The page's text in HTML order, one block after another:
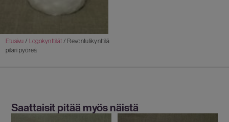
Etusivu / Logokynttilät / Revontulikynttilä
pilari pyöreä
Saattaisit pitää myös näistä